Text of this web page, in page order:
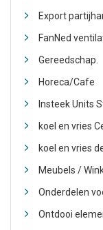
Export
FanNed
Gereedschap.
Horeca/Cafe
Insteek Units
koel en vries
koel en vries
Meubels /
Onderdelen
Ontdooi